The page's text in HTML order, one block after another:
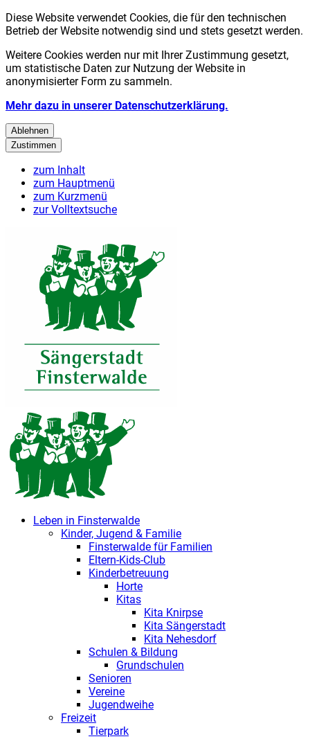
Diese Website verwendet Cookies, die für den technischen
Betrieb der Website notwendig sind und stets gesetzt werden.
Weitere Cookies werden nur mit Ihrer Zustimmung gesetzt,
um statistische Daten zur Nutzung der Website in
anonymisierter Form zu sammeln.
Mehr dazu in unserer Datenschutzerklärung.
Ablehnen
Zustimmen
zum Inhalt
zum Hauptmenü
zum Kurzmenü
zur Volltextsuche
Leben in Finsterwalde
Kinder, Jugend & Familie
Finsterwalde für Familien
Eltern-Kids-Club
Kinderbetreuung
Horte
Kitas
Kita Knirpse
Kita Sängerstadt
Kita Nehesdorf
Schulen & Bildung
Grundschulen
Senioren
Vereine
Jugendweihe
Freizeit
Tierpark